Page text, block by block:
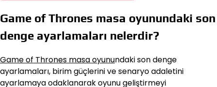
Game of Thrones masa oyunundaki son
denge ayarlamaları nelerdir?
Game of Thrones masa oyunundaki son denge
ayarlamaları, birim güçlerini ve senaryo adaletini
ayarlamaya odaklanarak oyunu geliştirmeyi